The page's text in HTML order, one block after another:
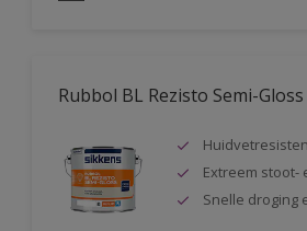
Rubbol BL Rezisto Semi-Gloss
Extreem stoot-
Snelle droging